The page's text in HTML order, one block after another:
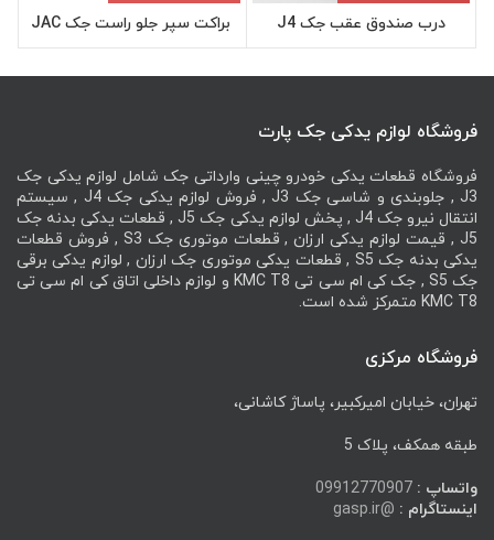
درب صندوق عقب جک J4
براکت سپر جلو راست جک JAC
J4
فروشگاه لوازم یدکی جک پارت
فروشگاه قطعات یدکی خودرو چینی وارداتی جک شامل لوازم یدکی جک
J3 , جلوبندی و شاسی جک J3 , فروش لوازم یدکی جک J4 , سیستم
انتقال نیرو جک J4 , پخش لوازم یدکی جک J5 , قطعات یدکی بدنه جک
J5 , قیمت لوازم یدکی ارزان , قطعات موتوری جک S3 , فروش قطعات
یدکی بدنه جک S5 , قطعات یدکی موتوری جک ارزان , لوازم یدکی برقی
جک S5 , جک کی ام سی تی KMC T8 و لوازم داخلی اتاق کی ام سی تی
KMC T8 متمرکز شده است.
فروشگاه مرکزی
تهران، خیابان امیرکبیر، پاساژ کاشانی،
طبقه همکف، پلاک 5
واتساپ : 09912770907
اینستاگرام : @gasp.ir